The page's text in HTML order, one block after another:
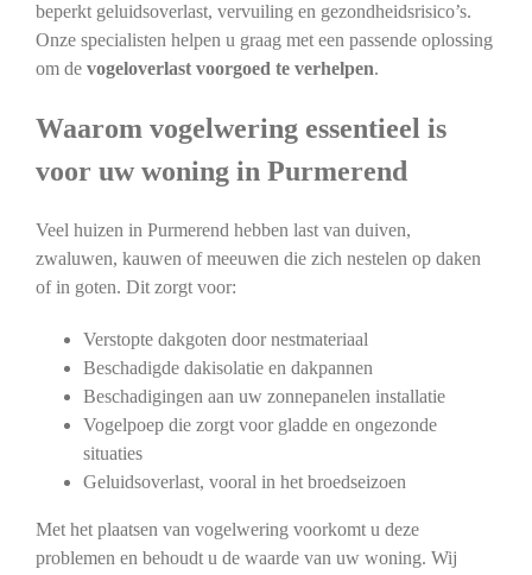
beperkt geluidsoverlast, vervuiling en gezondheidsrisico’s.
Onze specialisten helpen u graag met een passende oplossing
om de vogeloverlast voorgoed te verhelpen.
Waarom vogelwering essentieel is
voor uw woning in Purmerend
Veel huizen in Purmerend hebben last van duiven,
zwaluwen, kauwen of meeuwen die zich nestelen op daken
of in goten. Dit zorgt voor:
Verstopte dakgoten door nestmateriaal
Beschadigde dakisolatie en dakpannen
Beschadigingen aan uw zonnepanelen installatie
Vogelpoep die zorgt voor gladde en ongezonde
situaties
Geluidsoverlast, vooral in het broedseizoen
Met het plaatsen van vogelwering voorkomt u deze
problemen en behoudt u de waarde van uw woning. Wij